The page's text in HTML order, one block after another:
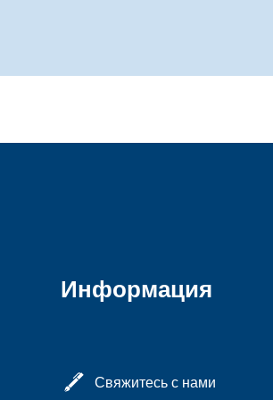
Информация
Свяжитесь с нами